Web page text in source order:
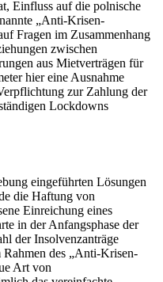
Einfluss auf die polnische
„Anti-Krisen-
Fragen im Zusammenhang
zwischen
aus Mietverträgen für
hier eine Ausnahme
zur Zahlung der
Lockdowns
eingeführten Lösungen
die Haftung von
Einreichung eines
in der Anfangsphase der
der Insolvenzanträge
Rahmen des „Anti-Krisen-
Art von